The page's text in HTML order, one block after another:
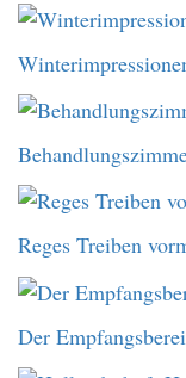
Reges Treiben
Der